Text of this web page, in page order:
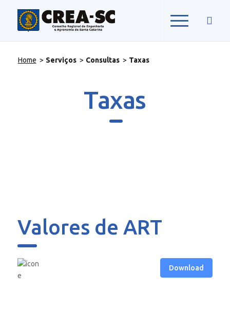
Home > Serviços > Consultas > Taxas
Taxas
Valores de ART
Download